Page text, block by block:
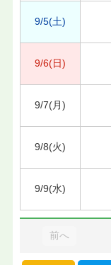
9/5(土)
9/6(日)
9/7(月)
9/8(火)
9/9(水)
前へ